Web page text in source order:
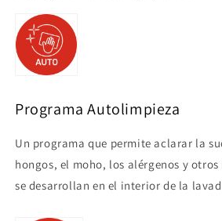
Programa Autolimpieza
Un programa que permite aclarar la
hongos, el moho, los alérgenos y
se desarrollan en el interior de la